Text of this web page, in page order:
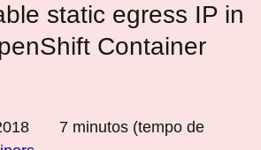
static egress IP in
Container
7 minutos (tempo de